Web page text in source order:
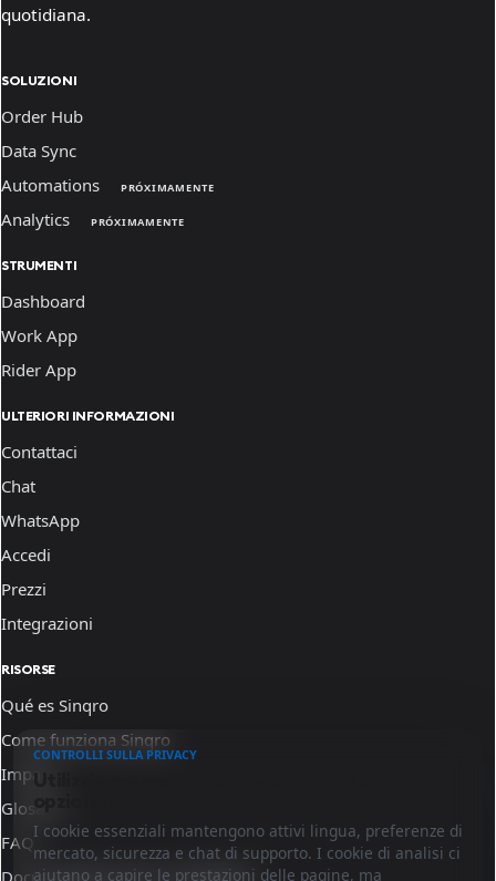
quotidiana.
SOLUZIONI
Order Hub
Data Sync
Automations
PRÓXIMAMENTE
Analytics PRÓXIMAMENTE
STRUMENTI
Dashboard
Work App
Rider App
ULTERIORI INFORMAZIONI
Contattaci
Chat
WhatsApp
Accedi
Prezzi
Integrazioni
RISORSE
Qué es Sinqro
Come funziona Sinqro
Impara
Glosario
FAQ
Documentazione per sviluppatori
CONTROLLI SULLA PRIVACY
Utilizziamo cookie essenziali e analisi
I cookie essenziali mantengono attivi lingua, preferenze di
mercato, sicurezza e chat di supporto. I cookie di analisi ci
aiutano a capire le prestazioni delle pagine, ma